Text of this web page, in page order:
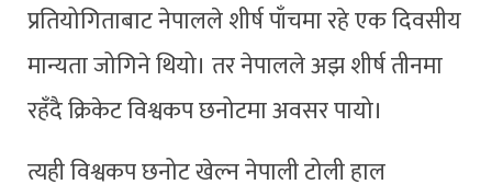
प्रतियोगिताबाट नेपालले शीर्ष पाँचमा रहे एक दिवसीय
मान्यता जोगिने थियो। तर नेपालले अझ शीर्ष तीनमा
रहँदै क्रिकेट विश्वकप छनोटमा अवसर पायो।
त्यही विश्वकप छनोट खेल्न नेपाली टोली हाल